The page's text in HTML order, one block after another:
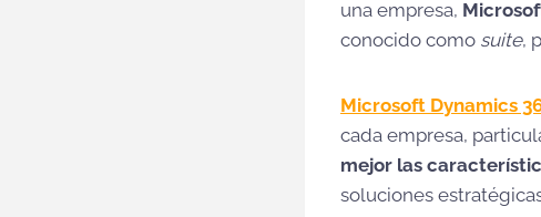
una empresa,
conocido como suite,
Microsoft Dynamics
cada empresa,
mejor las
soluciones